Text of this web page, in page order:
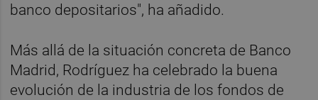
banco depositarios", ha añadido.
Más allá de la situación concreta de Banco
Madrid, Rodríguez ha celebrado la buena
evolución de la industria de los fondos de